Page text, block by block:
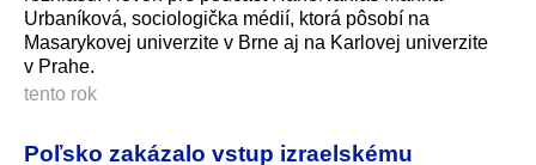
Urbaníková, sociologička médií, ktorá pôsobí na
Masarykovej univerzite v Brne aj na Karlovej univerzite
v Prahe.
tento rok
Poľsko zakázalo vstup izraelskému